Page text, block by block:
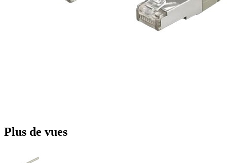
Plus de vues